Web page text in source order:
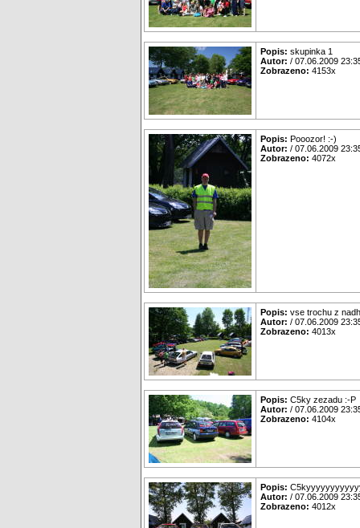
Popis: skupinka 1
Autor: / 07.06.2009
Zobrazeno: 4153x
Popis: Pooozor! :-)
Autor: / 07.06.2009
Zobrazeno: 4072x
Popis: vse trochu z
Autor: / 07.06.2009
Zobrazeno: 4013x
Popis: C5ky zezadu :-P
Autor: / 07.06.2009
Zobrazeno: 4104x
Popis:
Autor: / 07.06.2009
Zobrazeno: 4012x